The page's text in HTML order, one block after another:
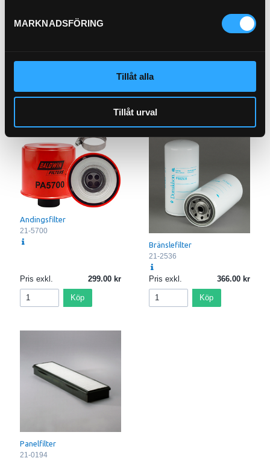
MARKNADSFÖRING
Tillåt alla
Tillåt urval
Köp
Andingsfilter
21-5700
Pris exkl. 299.00
Köp
Bränslefilter
21-2536
Pris exkl. 366.00
Köp
Panelfilter
21-0194